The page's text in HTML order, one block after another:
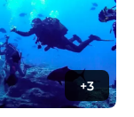
+3